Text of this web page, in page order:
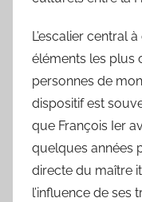
L’escalier central
éléments les plus
personnes de
dispositif est
que François Ier
quelques années
directe du maître
l’influence de ses